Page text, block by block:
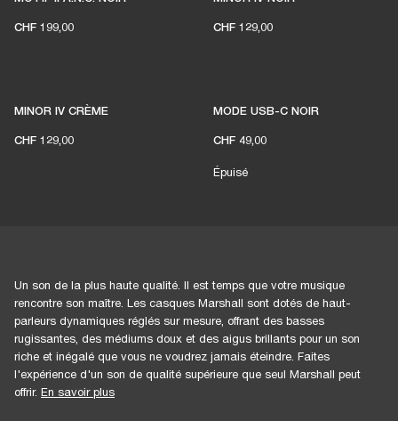
CHF 199,00 CHF 129,00
MINOR IV CRÈME
CHF 129,00
MODE USB-C NOIR
CHF 49,00
Épuisé
Un son de la plus haute qualité. Il est temps que votre musique
rencontre son maître. Les casques Marshall sont dotés de haut-
parleurs dynamiques réglés sur mesure, offrant des basses
rugissantes, des médiums doux et des aigus brillants pour un son
riche et inégalé que vous ne voudrez jamais éteindre. Faites
l'expérience d'un son de qualité supérieure que seul Marshall peut
offrir. En savoir plus